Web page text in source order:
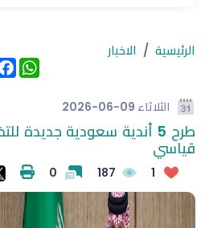
الرئيسية الاخبار
الثلاثاء 2026-06-09
طرح 5 أندية سعودية
قياسي
1
187
0